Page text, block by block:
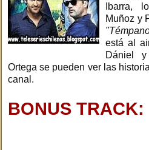
Ibarra,
Muñoz y
está al
Dániel
Ortega se pueden ver las
canal.
BONUS TRACK: